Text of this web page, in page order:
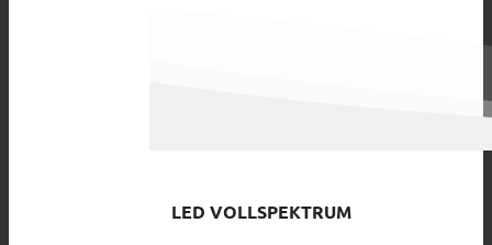
LED VOLLSPEKTRUM